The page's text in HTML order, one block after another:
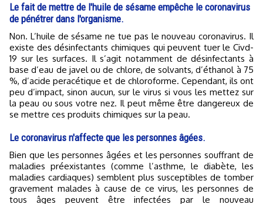
Le fait de mettre de l'huile de sésame empêche le coronavirus
de pénétrer dans l'organisme.
Non. L’huile de sésame ne tue pas le nouveau coronavirus. Il
existe des désinfectants chimiques qui peuvent tuer le Civd-
19 sur les surfaces. Il s’agit notamment de désinfectants à
base d’eau de javel ou de chlore, de solvants, d’éthanol à 75
%, d’acide peracétique et de chloroforme. Cependant, ils ont
peu d’impact, sinon aucun, sur le virus si vous les mettez sur
la peau ou sous votre nez. Il peut même être dangereux de
se mettre ces produits chimiques sur la peau.
Le coronavirus n'affecte que les personnes âgées.
Bien que les personnes âgées et les personnes souffrant de
maladies préexistantes (comme l’asthme, le diabète, les
maladies cardiaques) semblent plus susceptibles de tomber
gravement malades à cause de ce virus, les personnes de
tous âges peuvent être infectées par le nouveau